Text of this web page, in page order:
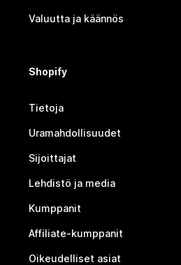
Valuutta ja käännös
Shopify
Tietoja
Uramahdollisuudet
Sijoittajat
Lehdistö ja media
Kumppanit
Affiliate-kumppanit
Oikeudelliset asiat